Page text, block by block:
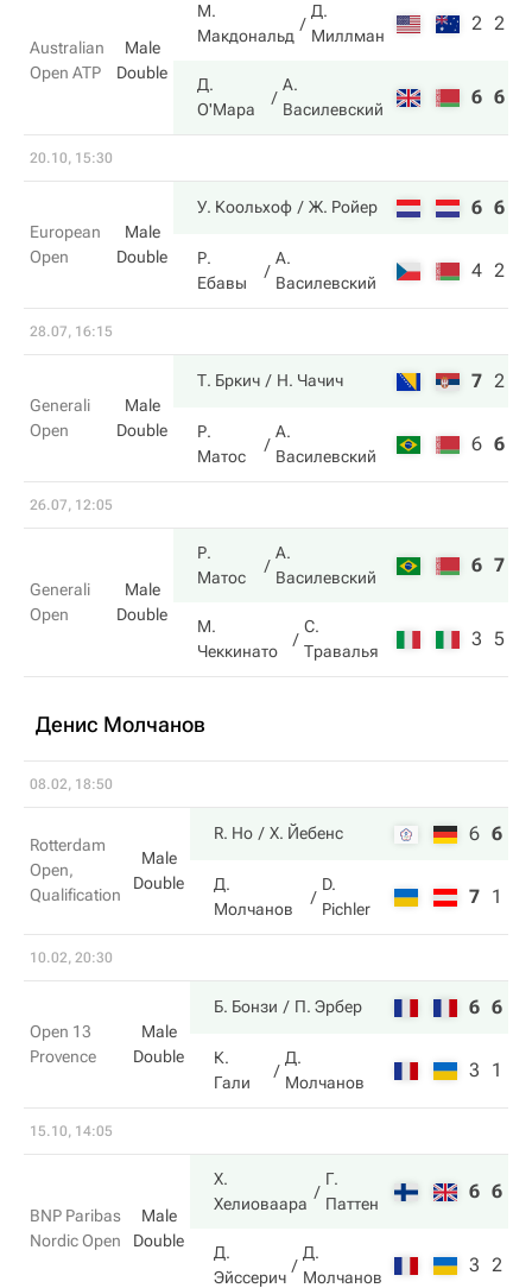
Australian
Open ATP
Male
Double
М.
Макдональд
Д.
Миллман
2 2
Д.
О'Мара
А.
Василевский
6 6
20.10, 15:30
European
Open
Male
Double
У. Коольхоф Ж. Ройер 6 6
Р.
Ебавы
А.
Василевский
4 2
28.07, 16:15
Generali
Open
Male
Double
Т. Бркич Н. Чачич 7 2
Р.
Матос
А.
Василевский
6 6
26.07, 12:05
Generali
Open
Male
Double
Р.
Матос
А.
Василевский
6 7
М.
Чеккинато
С.
Травалья
3 5
Денис Молчанов
08.02, 18:50
Rotterdam
Open,
Qualification
Male
Double
R. Ho Х. Йебенс 6 6
Д.
Молчанов
D.
Pichler
7 1
10.02, 20:30
Open 13
Provence
Male
Double
Б. Бонзи П. Эрбер 6 6
К.
Гали
Д.
Молчанов
3 1
15.10, 14:05
BNP Paribas
Nordic Open
Male
Double
Х.
Хелиоваара
Г.
Паттен
6 6
Д.
Эйссерич
Д.
Молчанов
3 2